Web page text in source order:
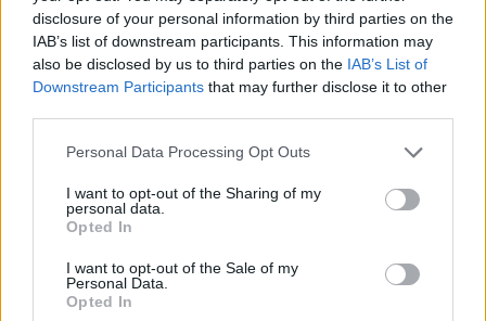
disclosure of your personal information by third parties on the
IAB’s list of downstream participants. This information may
also be disclosed by us to third parties on the IAB’s List of
Downstream Participants that may further disclose it to other
Personal Data Processing Opt Outs
I want to opt-out of the Sharing of my
personal data.
Opted In
I want to opt-out of the Sale of my
Personal Data.
Opted In
Εμπειρία στη χρήση CNC, laser κοπής και στράντζας θα
εκτιμηθεί ιδιαίτερα
Παροχές
Προσφέρουμε
Ευχάριστο και σταθερό περιβάλλον εργασίας
την εξέλιξη
Πλήρης εκπαίδευση και μετάδοση εμπειρίας στο
Ευκαιρίες για επαγγελματική ανέλιξη
Ιδιωτικό πρόγραμμα ασφάλισης υγείας για τον εργαζόμενο